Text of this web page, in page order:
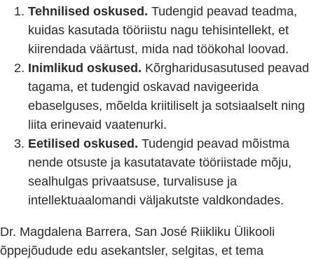
Tehnilised oskused. Tudengid peavad teadma,
kuidas kasutada tööriistu nagu tehisintellekt, et
kiirendada väärtust, mida nad töökohal loovad.
Inimlikud oskused. Kõrgharidusasutused peavad
tagama, et tudengid oskavad navigeerida
ebaselguses, mõelda kriitiliselt ja sotsiaalselt ning
liita erinevaid vaatenurki.
Eetilised oskused. Tudengid peavad mõistma
nende otsuste ja kasutatavate tööriistade mõju,
sealhulgas privaatsuse, turvalisuse ja
intellektuaalomandi väljakutste valdkondades.
Dr. Magdalena Barrera, San José Riikliku Ülikooli
õppejõudude edu asekantsler, selgitas, et tema